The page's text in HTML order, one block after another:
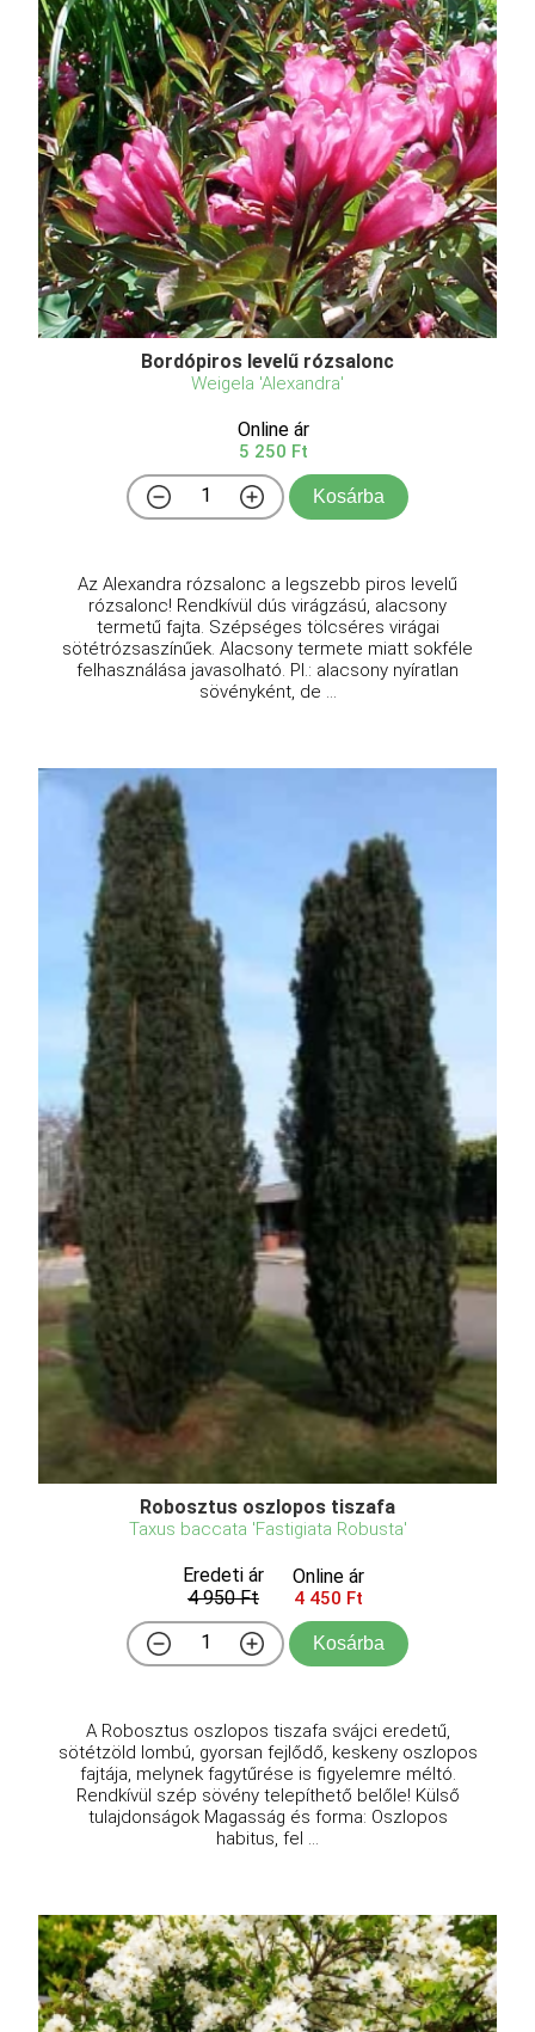
Bordópiros levelű rózsalonc
Weigela 'Alexandra'
Online ár
5 250 Ft
Kosárba
Az Alexandra rózsalonc a legszebb piros levelű
rózsalonc! Rendkívül dús virágzású, alacsony
termetű fajta. Szépséges tölcséres virágai
sötétrózsaszínűek. Alacsony termete miatt sokféle
felhasználása javasolható. Pl.: alacsony nyíratlan
sövényként, de ...
Robosztus oszlopos tiszafa
Taxus baccata 'Fastigiata Robusta'
Eredeti ár
4 950 Ft
Online ár
4 450 Ft
Kosárba
A Robosztus oszlopos tiszafa svájci eredetű,
sötétzöld lombú, gyorsan fejlődő, keskeny oszlopos
fajtája, melynek fagytűrése is figyelemre méltó.
Rendkívül szép sövény telepíthető belőle! Külső
tulajdonságok Magasság és forma: Oszlopos
habitus, fel ...